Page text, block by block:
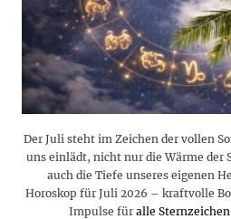
Der Juli steht im Zeichen der vollen
uns einlädt, nicht nur die Wärme der
auch die Tiefe unseres eigenen
Horoskop für Juli 2026 – kraftvolle
Impulse füralle Sternzeichen